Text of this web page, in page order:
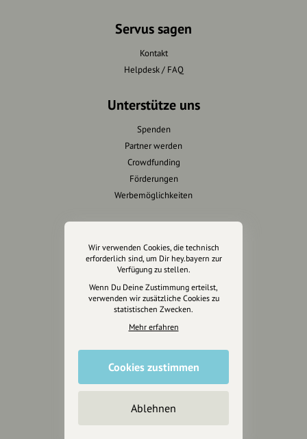
Servus sagen
Kontakt
Helpdesk / FAQ
Unterstütze uns
Spenden
Partner werden
Crowdfunding
Förderungen
Werbemöglichkeiten
Impressum
Datenschutz
AGB
Cookies zurücksetzen
Mediakit
Wir verwenden Cookies, die technisch
erforderlich sind, um Dir hey.bayern zur
Verfügung zu stellen.
Wenn Du Deine Zustimmung erteilst,
verwenden wir zusätzliche Cookies zu
statistischen Zwecken.
Mehr erfahren
Cookies zustimmen
Ablehnen